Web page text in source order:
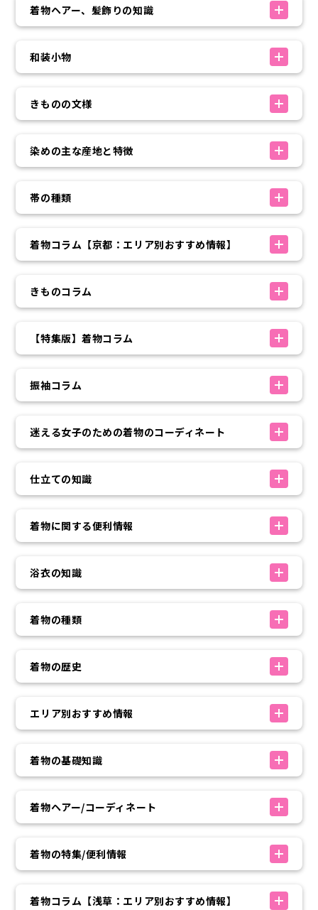
着物ヘアー、髪飾りの知識
和装小物
きものの文様
染めの主な産地と特徴
帯の種類
着物コラム【京都：エリア別おすすめ情報】
きものコラム
【特集版】着物コラム
振袖コラム
迷える女子のための着物のコーディネート
仕立ての知識
着物に関する便利情報
浴衣の知識
着物の種類
着物の歴史
エリア別おすすめ情報
着物の基礎知識
着物ヘアー/コーディネート
着物の特集/便利情報
着物コラム【浅草：エリア別おすすめ情報】